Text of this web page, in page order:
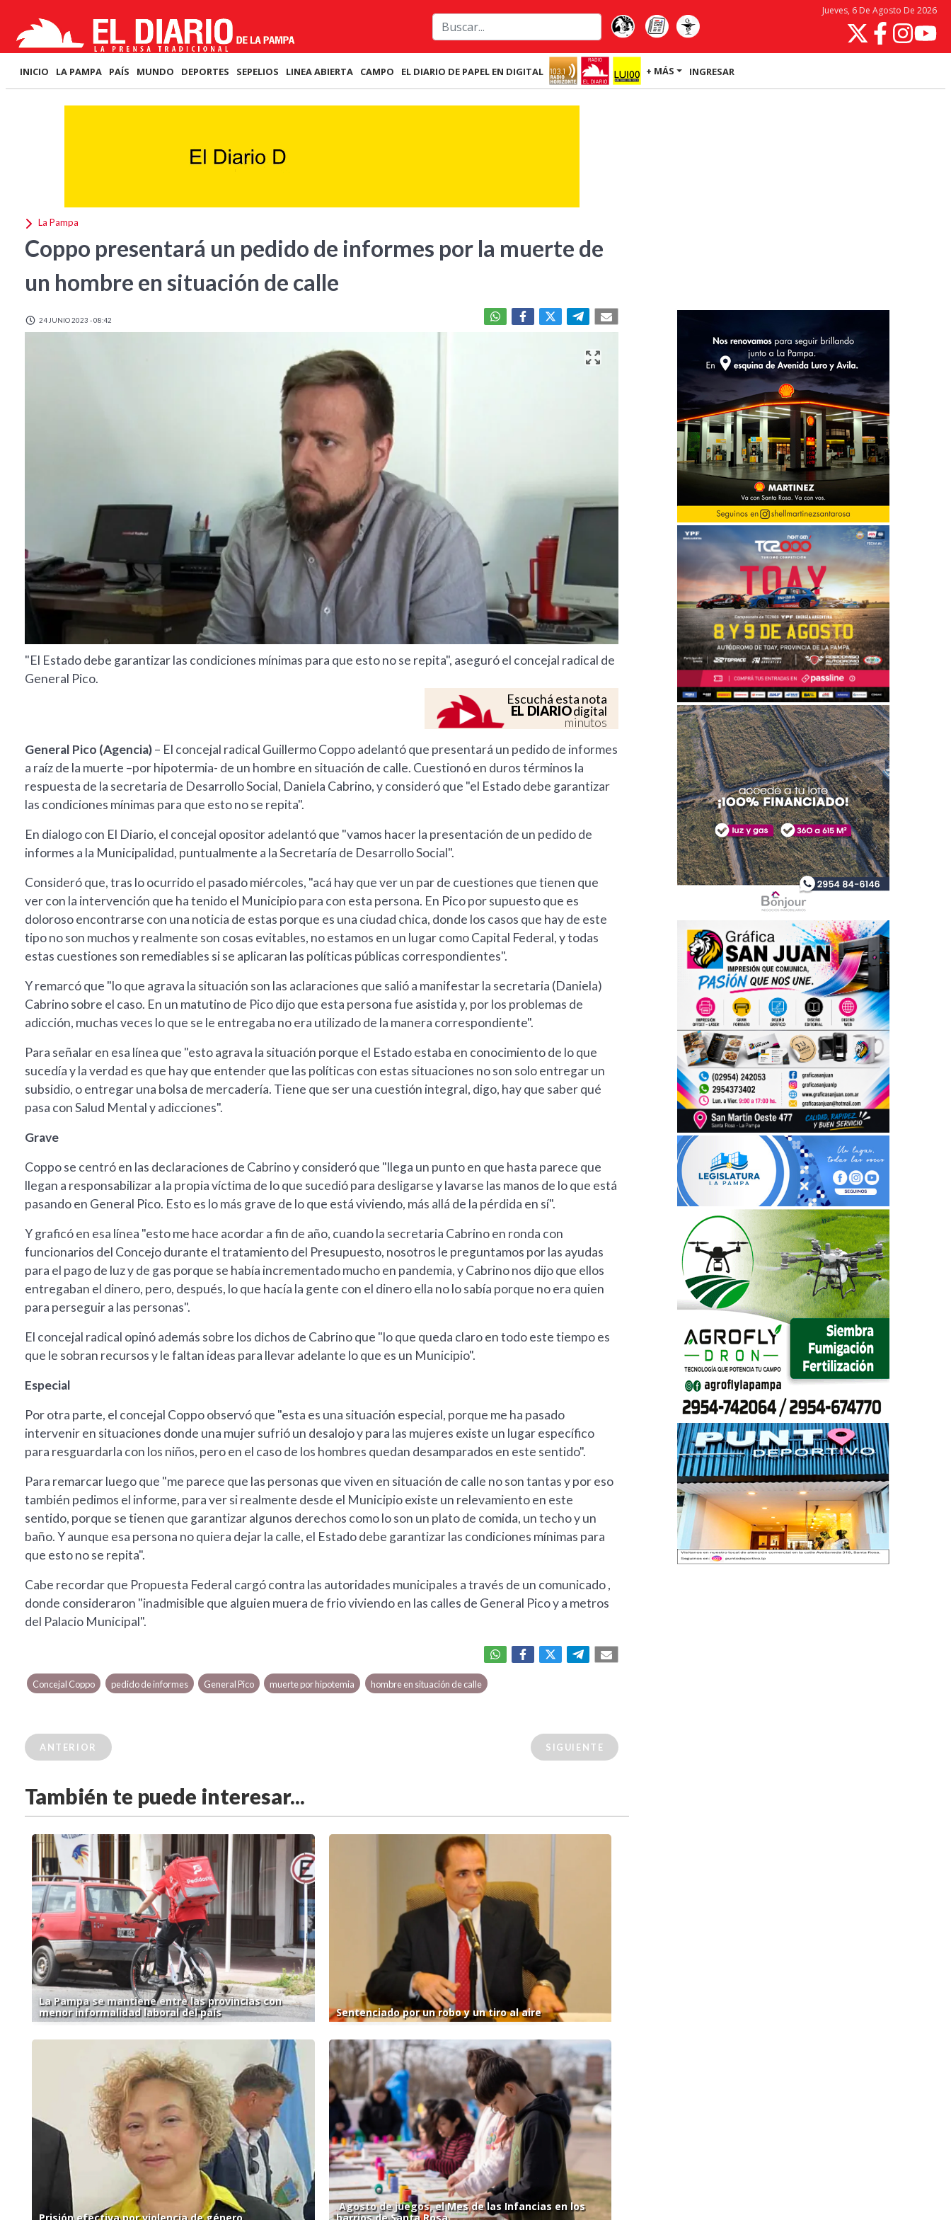
Jueves, 6 De Agosto De 2026
INICIO LA PAMPA PAÍS MUNDO DEPORTES SEPELIOS LINEA ABIERTA CAMPO EL DIARIO DE PAPEL EN DIGITAL + MÁS INGRESAR
La Pampa
Coppo presentará un pedido de informes por la muerte de
un hombre en situación de calle
24 JUNIO 2023 - 08:42
"El Estado debe garantizar las condiciones mínimas para que esto no se repita", aseguró el concejal radical de
General Pico.
Escuchá esta nota
EL DIARIOdigital
minutos
General Pico (Agencia)– El concejal radical Guillermo Coppo adelantó que presentará un pedido de informes
a raíz de la muerte –por hipotermia- de un hombre en situación de calle. Cuestionó en duros términos la
respuesta de la secretaria de Desarrollo Social, Daniela Cabrino, y consideró que "el Estado debe garantizar
las condiciones mínimas para que esto no se repita".
En dialogo con El Diario, el concejal opositor adelantó que "vamos hacer la presentación de un pedido de
informes a la Municipalidad, puntualmente a la Secretaría de Desarrollo Social".
Consideró que, tras lo ocurrido el pasado miércoles, "acá hay que ver un par de cuestiones que tienen que
ver con la intervención que ha tenido el Municipio para con esta persona. En Pico por supuesto que es
doloroso encontrarse con una noticia de estas porque es una ciudad chica, donde los casos que hay de este
tipo no son muchos y realmente son cosas evitables, no estamos en un lugar como Capital Federal, y todas
estas cuestiones son remediables si se aplicaran las políticas públicas correspondientes".
Y remarcó que "lo que agrava la situación son las aclaraciones que salió a manifestar la secretaria (Daniela)
Cabrino sobre el caso. En un matutino de Pico dijo que esta persona fue asistida y, por los problemas de
adicción, muchas veces lo que se le entregaba no era utilizado de la manera correspondiente".
Para señalar en esa línea que "esto agrava la situación porque el Estado estaba en conocimiento de lo que
sucedía y la verdad es que hay que entender que las políticas con estas situaciones no son solo entregar un
subsidio, o entregar una bolsa de mercadería. Tiene que ser una cuestión integral, digo, hay que saber qué
pasa con Salud Mental y adicciones".
Grave
Coppo se centró en las declaraciones de Cabrino y consideró que "llega un punto en que hasta parece que
llegan a responsabilizar a la propia víctima de lo que sucedió para desligarse y lavarse las manos de lo que está
pasando en General Pico. Esto es lo más grave de lo que está viviendo, más allá de la pérdida en sí".
Y graficó en esa línea "esto me hace acordar a fin de año, cuando la secretaria Cabrino en ronda con
funcionarios del Concejo durante el tratamiento del Presupuesto, nosotros le preguntamos por las ayudas
para el pago de luz y de gas porque se había incrementado mucho en pandemia, y Cabrino nos dijo que ellos
entregaban el dinero, pero, después, lo que hacía la gente con el dinero ella no lo sabía porque no era quien
para perseguir a las personas".
El concejal radical opinó además sobre los dichos de Cabrino que "lo que queda claro en todo este tiempo es
que le sobran recursos y le faltan ideas para llevar adelante lo que es un Municipio".
Especial
Por otra parte, el concejal Coppo observó que "esta es una situación especial, porque me ha pasado
intervenir en situaciones donde una mujer sufrió un desalojo y para las mujeres existe un lugar específico
para resguardarla con los niños, pero en el caso de los hombres quedan desamparados en este sentido".
Para remarcar luego que "me parece que las personas que viven en situación de calle no son tantas y por eso
también pedimos el informe, para ver si realmente desde el Municipio existe un relevamiento en este
sentido, porque se tienen que garantizar algunos derechos como lo son un plato de comida, un techo y un
baño. Y aunque esa persona no quiera dejar la calle, el Estado debe garantizar las condiciones mínimas para
que esto no se repita".
Cabe recordar que Propuesta Federal cargó contra las autoridades municipales a través de un comunicado ,
donde consideraron "inadmisible que alguien muera de frio viviendo en las calles de General Pico y a metros
del Palacio Municipal".
Concejal Coppo pedido de informes General Pico muerte por hipotemia hombre en situación de calle
ANTERIOR SIGUIENTE
También te puede interesar...
La Pampa se mantiene entre las provincias con
menor informalidad laboral del país
Sentenciado por un robo y un tiro al aire
Agosto de juegos, el Mes de las Infancias en los